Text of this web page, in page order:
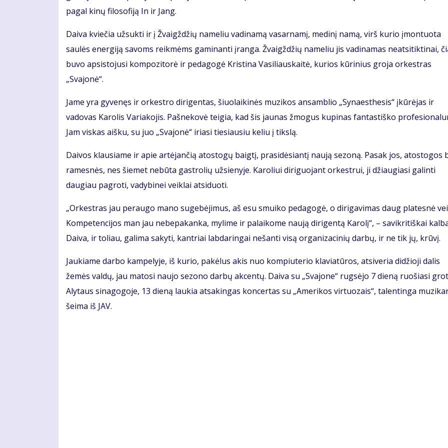
pagal kinų filosofiją In ir Jang.
Daiva kviečia užsukti ir į Žvaigždžių nameliu vadinamą vasarnamį, medinį namą, virš kurio įmontuota
saulės energiją savoms reikmėms gaminanti įranga. Žvaigždžių nameliu jis vadinamas neatsitiktinai,
buvo apsistojusi kompozitorė ir pedagogė Kristina Vasiliauskaitė, kurios kūrinius groja orkestras
„Svajonė“.
Jame yra gyvenęs ir orkestro dirigentas, šiuolaikinės muzikos ansamblio „Synaesthesis“ įkūrėjas ir
vadovas Karolis Variakojis. Pašnekovė teigia, kad šis jaunas žmogus kupinas fantastiško
Jam viskas aišku, su juo „Svajonė“ iriasi tiesiausiu keliu į tikslą.
Daivos klausiame ir apie artėjančią atostogų baigtį, prasidėsiantį naują sezoną. Pasak jos, atostogos
ramesnės, nes šiemet nebūta gastrolių užsienyje. Karoliui diriguojant orkestrui, ji džiaugiasi galinti
daugiau pagroti, vadybinei veiklai atsiduoti.
„Orkestras jau peraugo mano sugebėjimus, aš esu smuiko pedagogė, o dirigavimas daug platesnė
Kompetencijos man jau nebepakanka, mylime ir palaikome naują dirigentą Karolį“, – savikritiškai
Daiva, ir toliau, galima sakyti, kantriai labdaringai nešanti visą organizacinių darbų, ir ne tik jų, krūvį.
Jaukiame darbo kampelyje, iš kurio, pakėlus akis nuo kompiuterio klaviatūros, atsiveria didžioji dalis
žemės valdų, jau matosi naujo sezono darbų akcentų. Daiva su „Svajone“ rugsėjo 7 dieną ruošiasi
Alytaus sinagogoje, 13 dieną laukia atsakingas koncertas su „Amerikos virtuozais“, talentinga
šeima iš JAV.